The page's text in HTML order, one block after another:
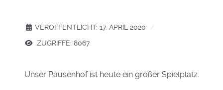
VERÖFFENTLICHT: 17. APRIL 2020
ZUGRIFFE: 8067
Unser Pausenhof ist heute ein großer Spielplatz.